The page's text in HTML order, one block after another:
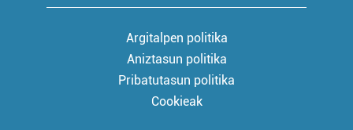
Argitalpen politika
Aniztasun politika
Pribatutasun politika
Cookieak